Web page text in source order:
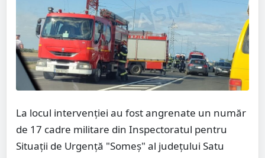
La locul intervenției au fost angrenate un număr
de 17 cadre militare din Inspectoratul pentru
Situații de Urgență "Someș" al județului Satu